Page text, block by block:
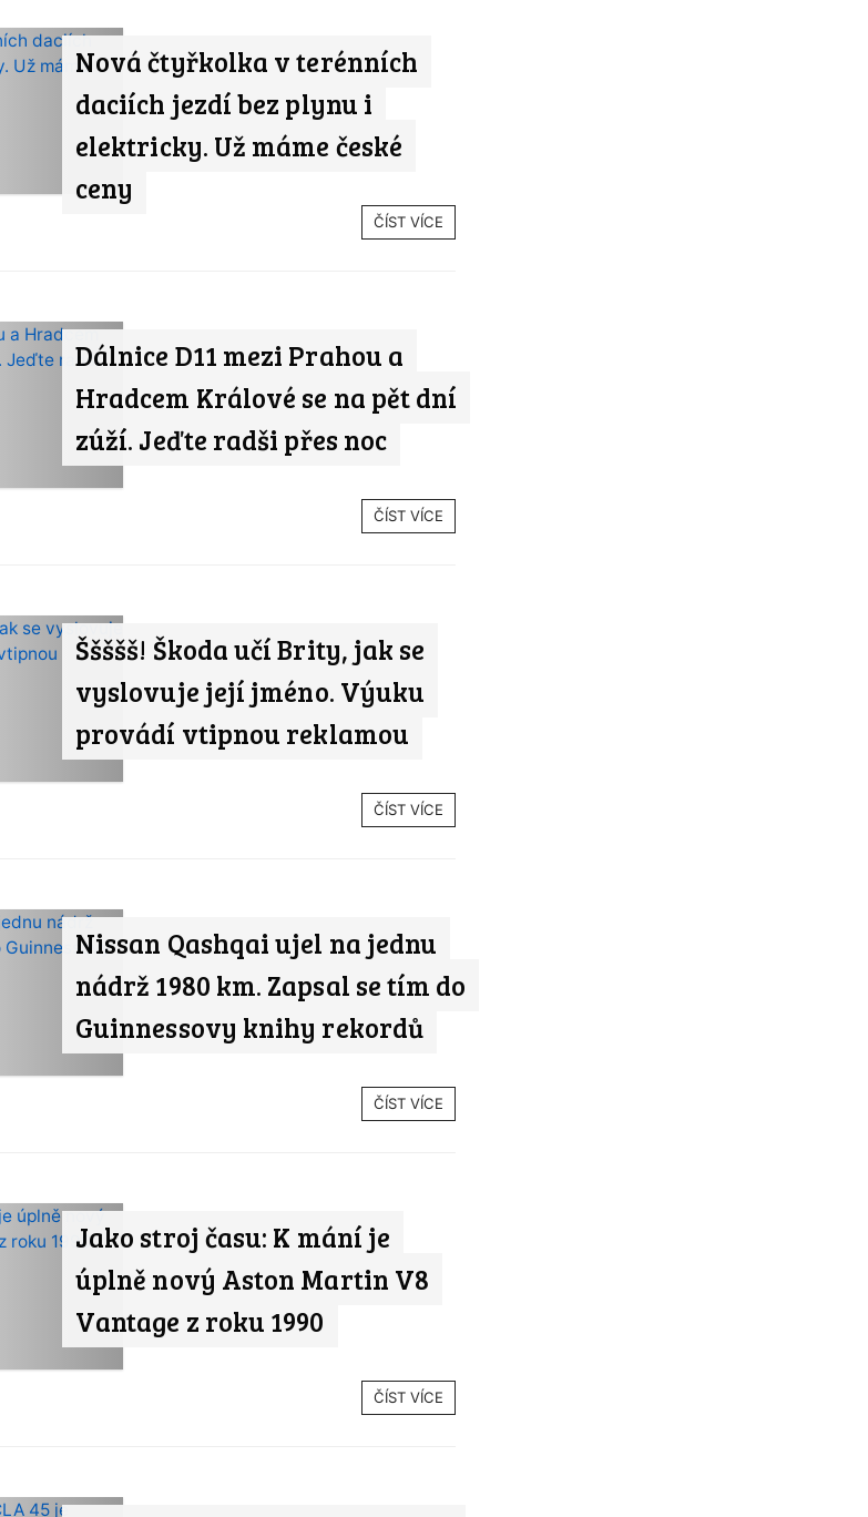
Nová čtyřkolka v terénních
daciích jezdí bez plynu i
elektricky. Už máme české
ceny
ČÍST VÍCE
Dálnice D11 mezi Prahou a
Hradcem Králové se na pět dní
zúží. Jeďte radši přes noc
ČÍST VÍCE
Ššššš! Škoda učí Brity, jak se
vyslovuje její jméno. Výuku
provádí vtipnou reklamou
ČÍST VÍCE
Nissan Qashqai ujel na jednu
nádrž 1980 km. Zapsal se tím do
Guinnessovy knihy rekordů
ČÍST VÍCE
Jako stroj času: K mání je
úplně nový Aston Martin V8
Vantage z roku 1990
ČÍST VÍCE